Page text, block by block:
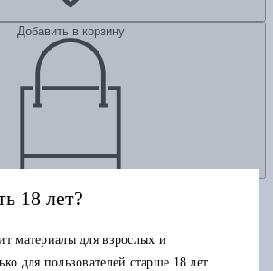
Добавить в корзину
18 лет?
материалы для взрослых и
для пользователей старше 18 лет.